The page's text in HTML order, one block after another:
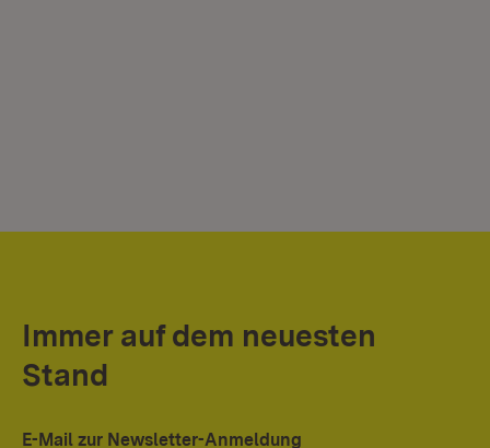
Immer auf dem neuesten
Stand
E-Mail zur Newsletter-Anmeldung